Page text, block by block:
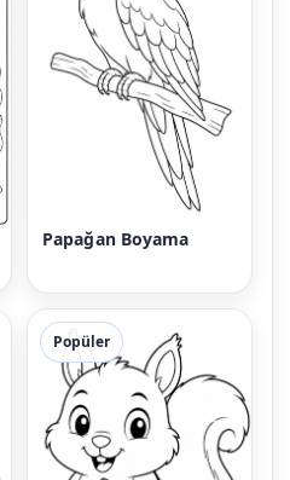
Papağan Boyama
Popüler